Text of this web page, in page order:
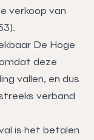
verkoop van
De Hoge
deze
vallen, en dus
verband
is het betalen